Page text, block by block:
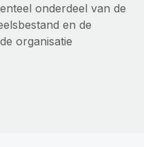
onderdeel van de
en de
organisatie